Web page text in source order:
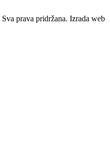
prava pridržana. Izrada web